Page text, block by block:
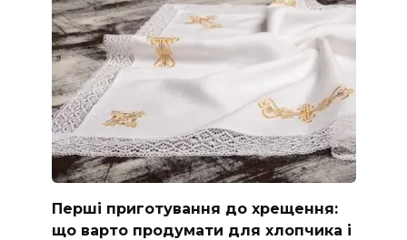
Перші приготування до хрещення:
що варто продумати для хлопчика і